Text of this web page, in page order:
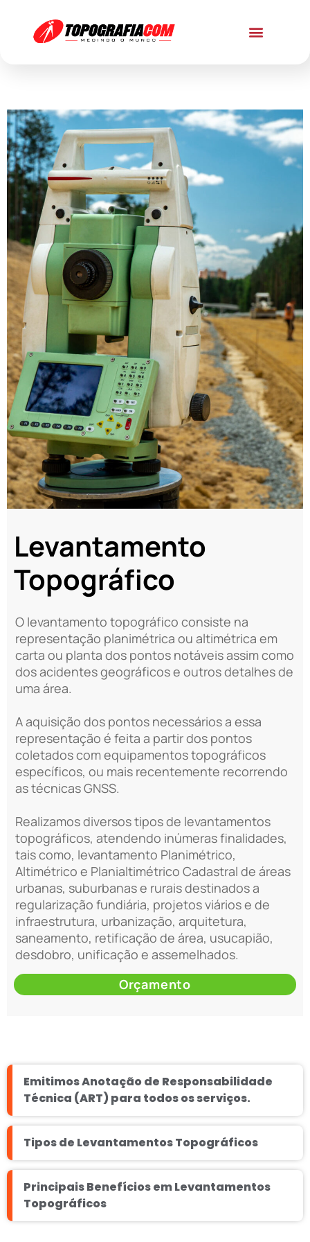
Levantamento
Topográfico
O levantamento topográfico consiste na
representação planimétrica ou altimétrica em
carta ou planta dos pontos notáveis assim como
dos acidentes geográficos e outros detalhes de
uma área.
A aquisição dos pontos necessários a essa
representação é feita a partir dos pontos
coletados com equipamentos topográficos
específicos, ou mais recentemente recorrendo
as técnicas GNSS.
Realizamos diversos tipos de levantamentos
topográficos, atendendo inúmeras finalidades,
tais como, levantamento Planimétrico,
Altimétrico e Planialtimétrico Cadastral de áreas
urbanas, suburbanas e rurais destinados a
regularização fundiária, projetos viários e de
infraestrutura, urbanização, arquitetura,
saneamento, retificação de área, usucapião,
desdobro, unificação e assemelhados.
Orçamento
Emitimos Anotação de Responsabilidade
Técnica (ART) para todos os serviços.
Tipos de Levantamentos Topográficos
Principais Benefícios em Levantamentos
Topográficos